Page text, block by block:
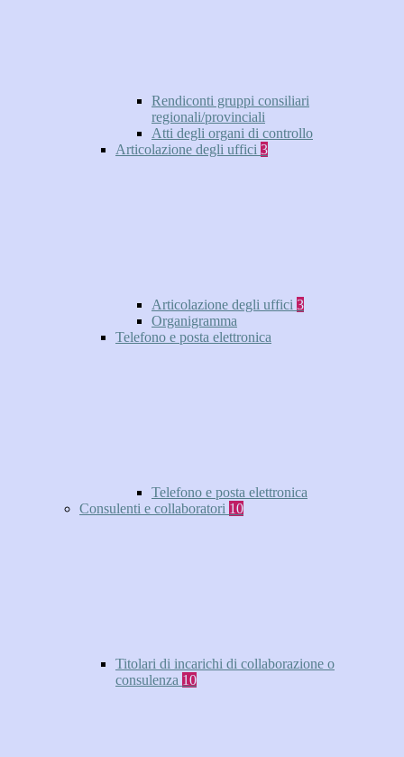
Rendiconti gruppi consiliari
regionali/provinciali
Atti degli organi di controllo
Articolazione degli uffici 3
Articolazione degli uffici 3
Organigramma
Telefono e posta elettronica
Telefono e posta elettronica
Consulenti e collaboratori 10
Titolari di incarichi di collaborazione o
consulenza 10